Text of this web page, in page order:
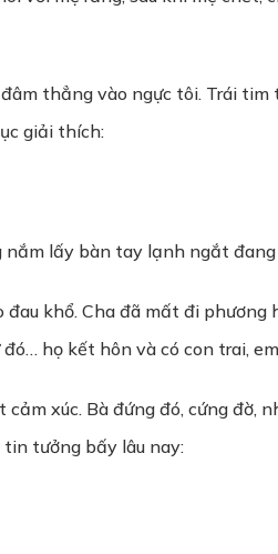
thẳng vào ngực tôi. Trái
giải thích:
lấy bàn tay lạnh ngắt
đau khổ. Cha đã mất đi
họ kết hôn và có con trai,
xúc. Bà đứng đó, cứng đờ,
tưởng bấy lâu nay: